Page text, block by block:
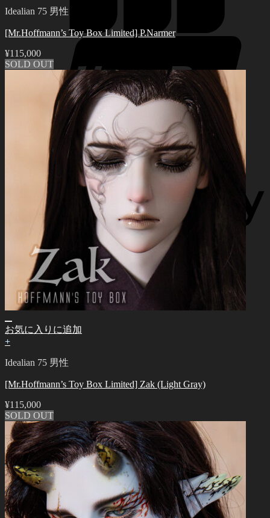
Idealian 75 男性
[Mr.Hoffmann’s Toy Box Limited] P.Narmer
¥115,000
SOLD OUT
お気に入りに追加
+
Idealian 75 男性
[Mr.Hoffmann’s Toy Box Limited] Zak (Light Gray)
¥115,000
SOLD OUT